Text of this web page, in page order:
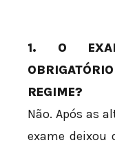
1. O
REGIME?
Não. Após as
exame deixou